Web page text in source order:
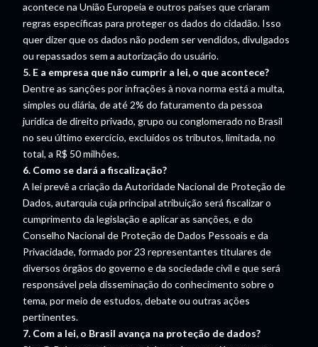
acontece na União Europeia e outros países que criaram
regras específicas para proteger os dados do cidadão. Isso
quer dizer que os dados não podem ser vendidos, divulgados
ou repassados sem a autorização do usuário.
5. E a empresa que não cumprir a lei, o que acontece?
Dentre as sanções por infrações à nova norma está a multa,
simples ou diária, de até 2% do faturamento da pessoa
jurídica de direito privado, grupo ou conglomerado no Brasil
no seu último exercício, excluídos os tributos, limitada, no
total, a R$ 50 milhões.
6. Como se dará a fiscalização?
A lei prevê a criação da Autoridade Nacional de Proteção de
Dados, autarquia cuja principal atribuição será fiscalizar o
cumprimento da legislação e aplicar as sanções, e do
Conselho Nacional de Proteção de Dados Pessoais e da
Privacidade, formado por 23 representantes titulares de
diversos órgãos do governo e da sociedade civil e que será
responsável pela disseminação do conhecimento sobre o
tema, por meio de estudos, debate ou outras ações
pertinentes.
7. Com a lei, o Brasil avança na proteção de dados?